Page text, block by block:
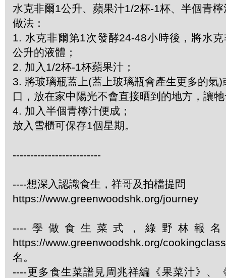
水克非爾1公升、蘋果汁1/2杯-1杯、半個青檸
做法：
1. 水克非爾第1次發酵24-48小時後，將水
公升的液體；
2. 加入1/2杯-1杯蘋果汁；
3. 將玻璃瓶蓋上(蓋上玻璃瓶會產生更多的氣
口，放在家中陽光不會直接晒到的地方，讓
4. 加入半個青檸汁便成；
放入雪櫃可保存1個星期。
-------------------------
----想深入認識食生，祥哥及拍檔提問
https://www.greenwoodshk.org/journey
----學做食生菜式，綠野林報
https://www.greenwoodshk.org/
名。
----更多食生菜譜見周兆祥編《果菜汁》、